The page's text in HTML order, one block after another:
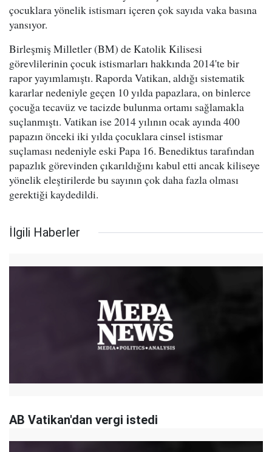
çocuklara yönelik istismarı içeren çok sayıda vaka basına
yansıyor.
Birleşmiş Milletler (BM) de Katolik Kilisesi
görevlilerinin çocuk istismarları hakkında 2014'te bir
rapor yayımlamıştı. Raporda Vatikan, aldığı sistematik
kararlar nedeniyle geçen 10 yılda papazlara, on binlerce
çocuğa tecavüz ve tacizde bulunma ortamı sağlamakla
suçlanmıştı. Vatikan ise 2014 yılının ocak ayında 400
papazın önceki iki yılda çocuklara cinsel istismar
suçlaması nedeniyle eski Papa 16. Benediktus tarafından
papazlık görevinden çıkarıldığını kabul etti ancak kiliseye
yönelik eleştirilerde bu sayının çok daha fazla olması
gerektiği kaydedildi.
İlgili Haberler
AB Vatikan'dan vergi istedi